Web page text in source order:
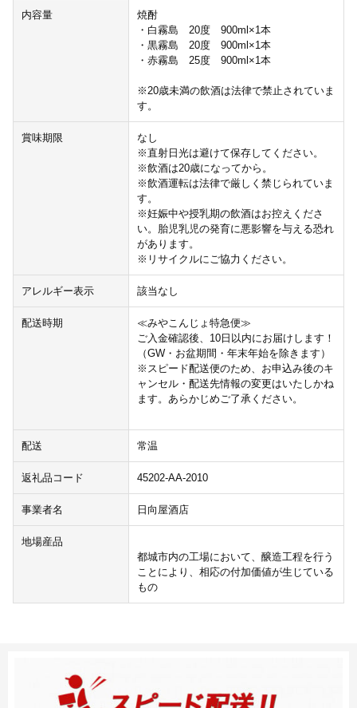
内容量
焼酎
・白霧島 20度 900ml×1本
・黒霧島 20度 900ml×1本
・赤霧島 25度 900ml×1本
※20歳未満の飲酒は法律で禁止されていま
す。
賞味期限
なし
※直射日光は避けて保存してください。
※飲酒は20歳になってから。
※飲酒運転は法律で厳しく禁じられていま
す。
※妊娠中や授乳期の飲酒はお控えくださ
い。胎児乳児の発育に悪影響を与える恐れ
があります。
※リサイクルにご協力ください。
アレルギー表示 該当なし
配送時期
≪みやこんじょ特急便≫
ご入金確認後、10日以内にお届けします！
（GW・お盆期間・年末年始を除きます）
※スピード配送便のため、お申込み後のキ
ャンセル・配送先情報の変更はいたしかね
ます。あらかじめご了承ください。
配送 常温
返礼品コード 45202-AA-2010
事業者名 日向屋酒店
地場産品
都城市内の工場において、醸造工程を行う
ことにより、相応の付加価値が生じている
もの